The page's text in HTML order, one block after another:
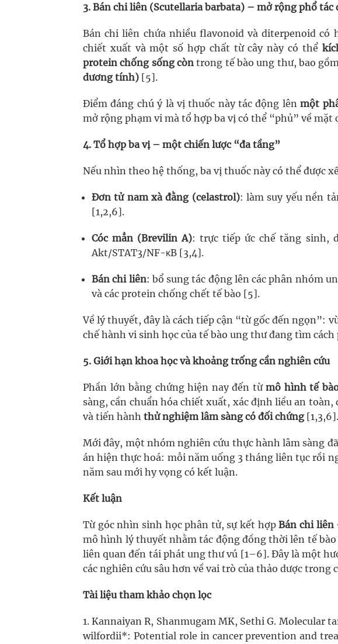
3. Bán chi liên (Scutellaria barbata) – mở rộng phổ tác
Bán chi liên chứa nhiều flavonoid và diterpenoid có
chiết xuất và một số hợp chất từ cây này có thể
protein chống sống còntrong tế bào ung thư, bao
dương tính) [5].
Điểm đáng chú ý là vị thuốc này tác động lênmột
mở rộng phạm vi mà tổ hợp ba vị có thể “phủ” về mặt
4. Tổ hợp ba vị – một chiến lược “đa tầng”
Nếu nhìn theo hệ thống, ba vị thuốc này có thể được
Đơn tử nam xà đằng (celastrol): làm suy yếu nền
[1,2,6].
Cóc mẳn (Brevilin A): trực tiếp ức chế tăng sinh,
Akt/STAT3/NF-κB [3,4].
Bán chi liên: bổ sung tác động lên các phân nhóm
và các protein chống chết tế bào [5].
Về lý thuyết, đây là cách tiếp cận “từ gốc đến ngọn”:
chế hành vi sinh học của tế bào ung thư đang tìm cách
5. Giới hạn khoa học và khoảng trống cần nghiên cứu
Phần lớn bằng chứng hiện nay đến từ mô hình tế
sàng, cần chuẩn hóa chiết xuất, xác định liều an
và tiến hành thử nghiệm lâm sàng có đối chứng[1,3,6].
Mới đây, một nhóm nghiên cứu thực hành lâm sàng
án hiện thực hoá: mỗi năm uống 3 tháng liên tục rồi
năm sau mới hy vọng có kết luận.
Kết luận
Từ góc nhìn sinh học phân tử, sự kết hợpBán chi liên
mô hình lý thuyết nhằm tác động đồng thời lên tế
liên quan đến tái phát ung thư vú [1–6]. Đây là một
các nghiên cứu sâu hơn về vai trò của thảo dược trong
Tài liệu tham khảo chọn lọc
1. Kannaiyan R, Shanmugam MK, Sethi G.
wilfordii*: Potential role in cancer prevention and